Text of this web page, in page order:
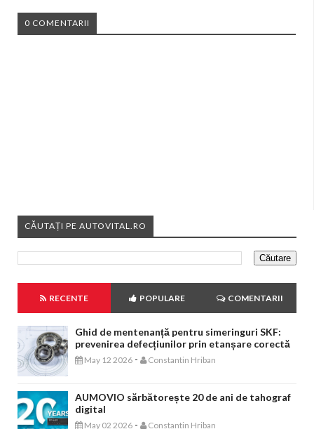
0 COMENTARII
CĂUTAȚI PE AUTOVITAL.RO
RECENTE POPULARE COMENTARII
Ghid de mentenanță pentru simeringuri SKF:
prevenirea defecțiunilor prin etanșare corectă
May 12 2026 - Constantin Hriban
AUMOVIO sărbătorește 20 de ani de tahograf
digital
May 02 2026 - Constantin Hriban